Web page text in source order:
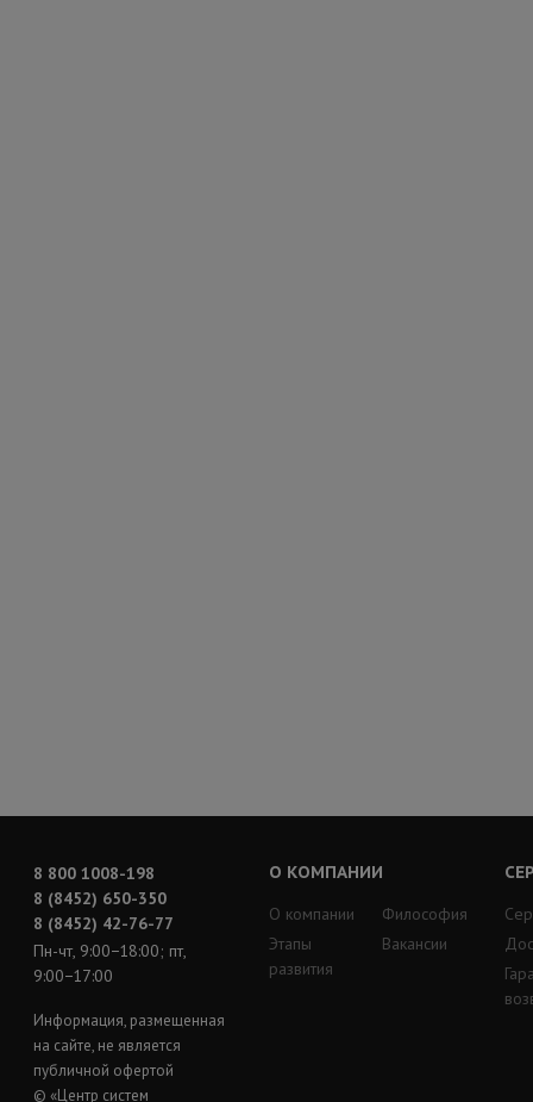
8 800 1008-198
8 (8452) 650-350
8 (8452) 42-76-77
Пн-чт, 9:00−18:00; пт,
9:00−17:00
Информация, размещенная
на сайте, не является
публичной офертой
© «Центр систем
О КОМПАНИИ
О компании
Этапы
развития
Философия
Вакансии